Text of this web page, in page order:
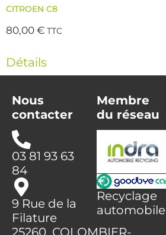
CITROEN C8
80,00€ TTC
Détails
Nous
contacter
03 81 93 63
84
9 Rue de la
Filature
Membre
du réseau
Recyclage
automobile